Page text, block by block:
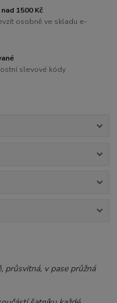
1500 Kč
osobně ve skladu e-
slevové kódy
průsvitná, v pase průžná